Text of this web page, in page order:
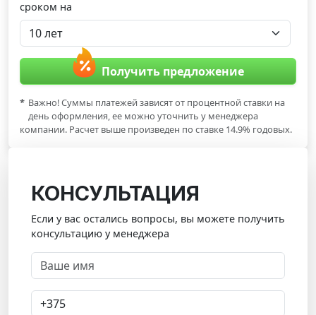
сроком на
Получить предложение
* Важно! Суммы платежей зависят от процентной ставки на
день оформления, ее можно уточнить у менеджера
компании. Расчет выше произведен по ставке 14.9% годовых.
КОНСУЛЬТАЦИЯ
Если у вас остались вопросы, вы можете получить
консультацию у менеджера